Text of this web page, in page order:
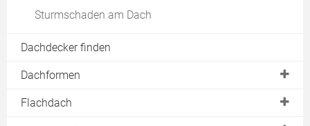
Sturmschaden am Dach
Dachdecker finden
Dachformen
Satteldach
Pultdach
Flachdach